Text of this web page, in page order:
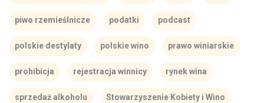
piwo rzemieślnicze podatki podcast
polskie destylaty polskie wino prawo winiarskie
prohibicja rejestracja winnicy rynek wina
sprzedaż alkoholu Stowarzyszenie Kobiety i Wino